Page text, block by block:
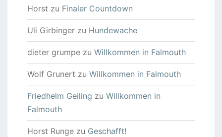
Horst zu Finaler Countdown
Uli Girbinger zu Hundewache
dieter grumpe zu Willkommen in Falmouth
Wolf Grunert zu Willkommen in Falmouth
Friedhelm Geiling zu Willkommen in
Falmouth
Horst Runge zu Geschafft!